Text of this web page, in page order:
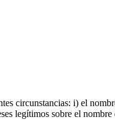
circunstancias: i) el
legítimos sobre el